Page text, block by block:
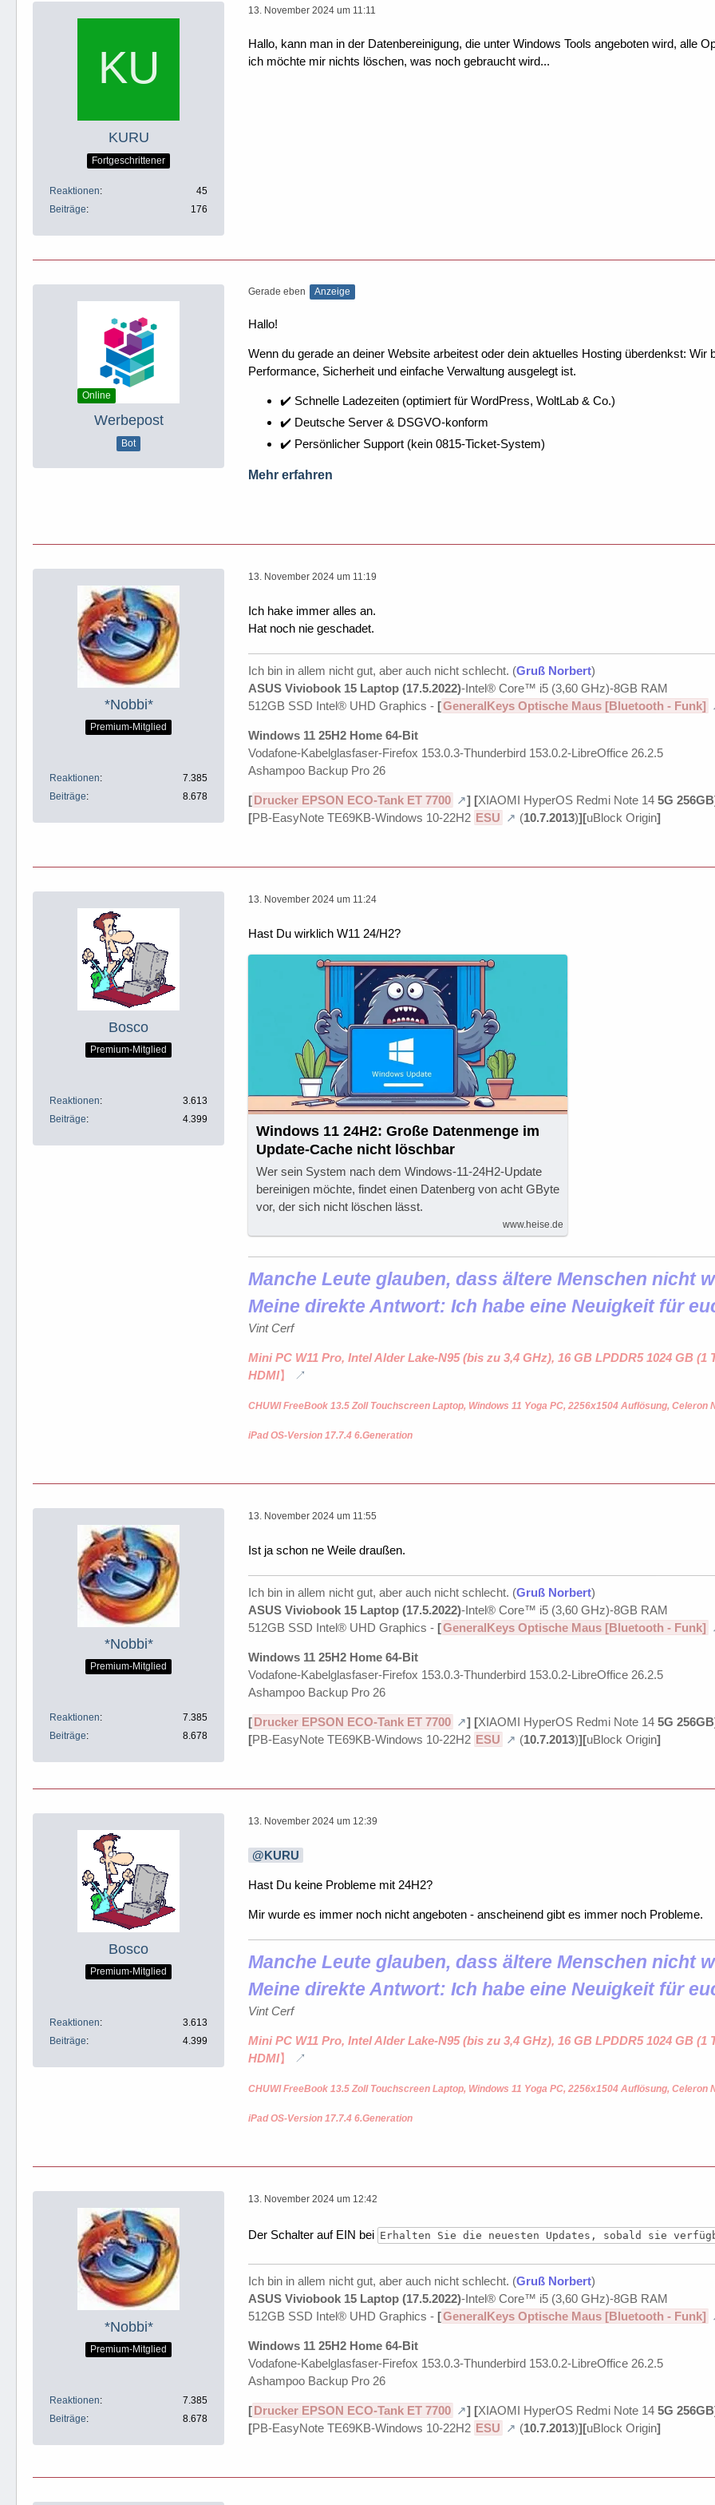
KURU
Fortgeschrittener
Reaktionen
45
Beiträge
176
13. November 2024 um 11:11
Hallo, kann man in der Datenbereinigung, die unter Windows Tools angeboten wird, alle
ich möchte mir nichts löschen, was noch gebraucht wird...
Online
Werbepost
Bot
Gerade eben Anzeige
Hallo!
Wenn du gerade an deiner Website arbeitest oder dein aktuelles Hosting überdenkst:
Performance, Sicherheit und einfache Verwaltung ausgelegt ist.
✔️ Schnelle Ladezeiten (optimiert für WordPress, WoltLab & Co.)
✔️ Deutsche Server & DSGVO-konform
✔️ Persönlicher Support (kein 0815-Ticket-System)
Mehr erfahren
*Nobbi*
Premium-Mitglied
Reaktionen
7.385
Beiträge
8.678
13. November 2024 um 11:19
Ich hake immer alles an.
Hat noch nie geschadet.
Ich bin in allem nicht gut, aber auch nicht schlecht. (Gruß Norbert)
ASUS Viviobook 15 Laptop (17.5.2022)-Intel® Core™ i5 (3,60 GHz)-8GB RAM
512GB SSD Intel® UHD Graphics - [GeneralKeys Optische Maus [Bluetooth - Funk]
Windows 11 25H2 Home 64-Bit
Vodafone-Kabelglasfaser-Firefox 153.0.3-Thunderbird 153.0.2-LibreOffice 26.2.5
Ashampoo Backup Pro 26
[Drucker EPSON ECO-Tank ET 7700 ] [XIAOMI HyperOS Redmi Note 14 5G
[PB-EasyNote TE69KB-Windows 10-22H2 ESU (10.7.2013)][uBlock Origin]
Bosco
Premium-Mitglied
Reaktionen
3.613
Beiträge
4.399
13. November 2024 um 11:24
Hast Du wirklich W11 24/H2?
Windows 11 24H2: Große Datenmenge im
Update-Cache nicht löschbar
Wer sein System nach dem Windows-11-24H2-Update
bereinigen möchte, findet einen Datenberg von acht GByte
vor, der sich nicht löschen lässt.
www.heise.de
Manche Leute glauben, dass ältere Menschen nicht
Meine direkte Antwort: Ich habe eine Neuigkeit für
Vint Cerf
Mini PC W11 Pro, Intel Alder Lake-N95 (bis zu 3,4 GHz), 16 GB LPDDR5 1024 GB
HDMI】
CHUWI FreeBook 13.5 Zoll Touchscreen Laptop, Windows 11 Yoga PC, 2256x1504 Auflösung, Celeron
iPad OS-Version 17.7.4 6.Generation
*Nobbi*
Premium-Mitglied
Reaktionen
7.385
Beiträge
8.678
13. November 2024 um 11:55
Ist ja schon ne Weile draußen.
Ich bin in allem nicht gut, aber auch nicht schlecht. (Gruß Norbert)
ASUS Viviobook 15 Laptop (17.5.2022)-Intel® Core™ i5 (3,60 GHz)-8GB RAM
512GB SSD Intel® UHD Graphics - [GeneralKeys Optische Maus [Bluetooth - Funk]
Windows 11 25H2 Home 64-Bit
Vodafone-Kabelglasfaser-Firefox 153.0.3-Thunderbird 153.0.2-LibreOffice 26.2.5
Ashampoo Backup Pro 26
[Drucker EPSON ECO-Tank ET 7700 ] [XIAOMI HyperOS Redmi Note 14 5G
[PB-EasyNote TE69KB-Windows 10-22H2 ESU (10.7.2013)][uBlock Origin]
Bosco
Premium-Mitglied
Reaktionen
3.613
Beiträge
4.399
13. November 2024 um 12:39
KURU
Hast Du keine Probleme mit 24H2?
Mir wurde es immer noch nicht angeboten - anscheinend gibt es immer noch Probleme.
Manche Leute glauben, dass ältere Menschen nicht
Meine direkte Antwort: Ich habe eine Neuigkeit für
Vint Cerf
Mini PC W11 Pro, Intel Alder Lake-N95 (bis zu 3,4 GHz), 16 GB LPDDR5 1024 GB
HDMI】
CHUWI FreeBook 13.5 Zoll Touchscreen Laptop, Windows 11 Yoga PC, 2256x1504 Auflösung, Celeron
iPad OS-Version 17.7.4 6.Generation
*Nobbi*
Premium-Mitglied
Reaktionen
7.385
Beiträge
8.678
13. November 2024 um 12:42
Der Schalter auf EIN bei Erhalten Sie die neuesten Updates, sobald sie
Ich bin in allem nicht gut, aber auch nicht schlecht. (Gruß Norbert)
ASUS Viviobook 15 Laptop (17.5.2022)-Intel® Core™ i5 (3,60 GHz)-8GB RAM
512GB SSD Intel® UHD Graphics - [GeneralKeys Optische Maus [Bluetooth - Funk]
Windows 11 25H2 Home 64-Bit
Vodafone-Kabelglasfaser-Firefox 153.0.3-Thunderbird 153.0.2-LibreOffice 26.2.5
Ashampoo Backup Pro 26
[Drucker EPSON ECO-Tank ET 7700 ] [XIAOMI HyperOS Redmi Note 14 5G
[PB-EasyNote TE69KB-Windows 10-22H2 ESU (10.7.2013)][uBlock Origin]